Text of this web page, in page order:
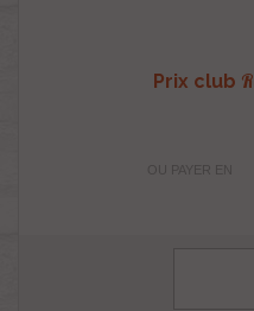
Prix club
OU PAYER EN